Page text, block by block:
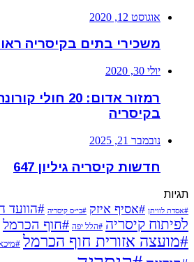
אוגוסט 12, 2020
משכירי בתים בקיסריה
יולי 30, 2020
רמזור אדום: 20
בקיסריה
נובמבר 21, 2025
חדשות קיסריה גיליון 647
תגיות
#אסדת לוויתן #אסיף איזק #בי״ס קיסריה #הוועד
לפיתוח קיסריה #הלל יפה #חוף הכרמל
#מועצה אזורית חוף הכרמל